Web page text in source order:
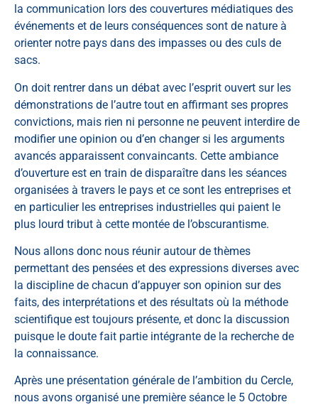
la communication lors des couvertures médiatiques des
événements et de leurs conséquences sont de nature à
orienter notre pays dans des impasses ou des culs de
sacs.
On doit rentrer dans un débat avec l’esprit ouvert sur les
démonstrations de l’autre tout en affirmant ses propres
convictions, mais rien ni personne ne peuvent interdire de
modifier une opinion ou d’en changer si les arguments
avancés apparaissent convaincants. Cette ambiance
d’ouverture est en train de disparaître dans les séances
organisées à travers le pays et ce sont les entreprises et
en particulier les entreprises industrielles qui paient le
plus lourd tribut à cette montée de l’obscurantisme.
Nous allons donc nous réunir autour de thèmes
permettant des pensées et des expressions diverses avec
la discipline de chacun d’appuyer son opinion sur des
faits, des interprétations et des résultats où la méthode
scientifique est toujours présente, et donc la discussion
puisque le doute fait partie intégrante de la recherche de
la connaissance.
Après une présentation générale de l’ambition du Cercle,
nous avons organisé une première séance le 5 Octobre